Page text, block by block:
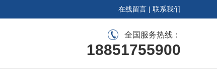
在线留言 | 联系我们
全国服务热线：
18851755900